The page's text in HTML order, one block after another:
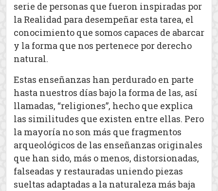
serie de personas que fueron inspiradas por
la Realidad para desempeñar esta tarea, el
conocimiento que somos capaces de abarcar
y la forma que nos pertenece por derecho
natural.
Estas enseñanzas han perdurado en parte
hasta nuestros días bajo la forma de las, así
llamadas, “religiones”, hecho que explica
las similitudes que existen entre ellas. Pero
la mayoría no son más que fragmentos
arqueológicos de las enseñanzas originales
que han sido, más o menos, distorsionadas,
falseadas y restauradas uniendo piezas
sueltas adaptadas a la naturaleza más baja